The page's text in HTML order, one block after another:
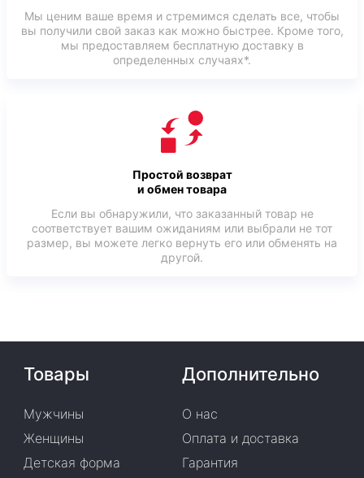
Мы ценим ваше время и стремимся сделать все, чтобы
вы получили свой заказ как можно быстрее. Кроме того,
мы предоставляем бесплатную доставку в
определенных случаях*.
Простой возврат
и обмен товара
Если вы обнаружили, что заказанный товар не
соответствует вашим ожиданиям или выбрали не тот
размер, вы можете легко вернуть его или обменять на
другой.
Товары
Мужчины
Женщины
Детская форма
Дополнительно
О нас
Оплата и доставка
Гарантия